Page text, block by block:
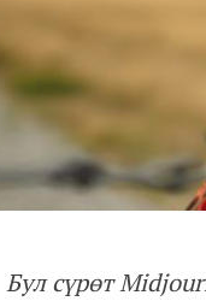
Бул сүрөт